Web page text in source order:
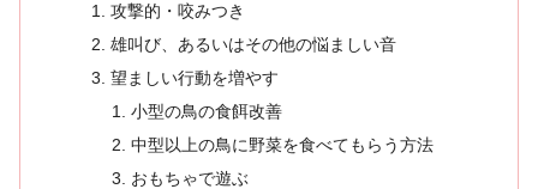
攻撃的・咬みつき
雄叫び、あるいはその他の悩ましい音
望ましい行動を増やす
小型の鳥の食餌改善
中型以上の鳥に野菜を食べてもらう方法
おもちゃで遊ぶ